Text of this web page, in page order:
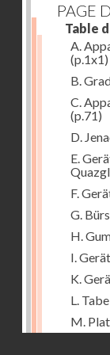
PAGE
Table
A.
(p.1x1)
B.
C.
(p.71)
D.
E.
F.
G.
H.
I.
K.
L.
M.